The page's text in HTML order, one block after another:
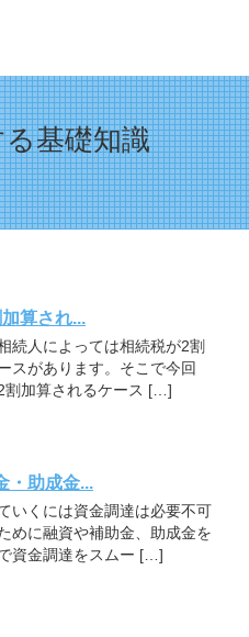
基礎知識
算され...
続人によっては相続税が2割
スがあります。そこで今回
割加算されるケース […]
・助成金...
いくには資金調達は必要不可
めに融資や補助金、助成金を
資金調達をスムー […]